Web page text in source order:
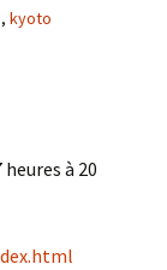
, kyoto
à 20